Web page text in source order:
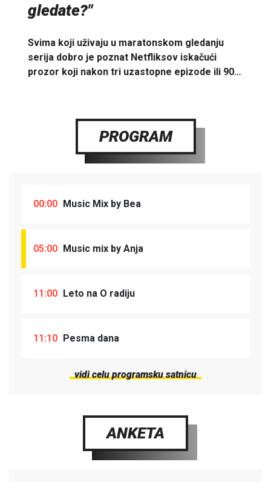
gledate?"
Svima koji uživaju u maratonskom gledanju
serija dobro je poznat Netfliksov iskačući
prozor koji nakon tri uzastopne epizode ili 90…
PROGRAM
00:00 Music Mix by Bea
05:00 Music mix by Anja
11:00 Leto na O radiju
11:10 Pesma dana
vidi celu programsku satnicu
ANKETA